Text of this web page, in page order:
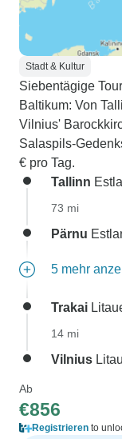
Stadt & Kultur
Siebentägige
Baltikum: Von
Vilnius'
Salaspils-
€ pro Tag.
Tallinn
73 mi
Pärnu
5 mehr
Trakai
14 mi
Vilnius
Ab
€856
Registrieren to